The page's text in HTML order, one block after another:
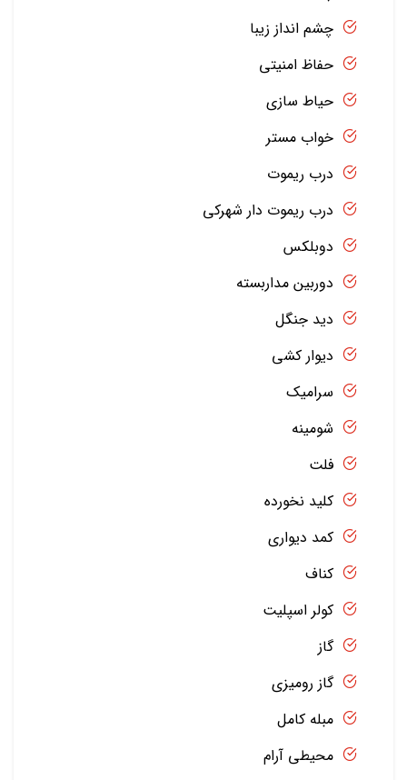
چشم انداز زیبا
حفاظ امنیتی
حیاط سازی
خواب مستر
درب ریموت
درب ریموت دار شهرکی
دوبلکس
دوربین مداربسته
دید جنگل
دیوار کشی
سرامیک
شومینه
فلت
کلید نخورده
کمد دیواری
کناف
کولر اسپلیت
گاز
گاز رومیزی
مبله کامل
محیطی آرام